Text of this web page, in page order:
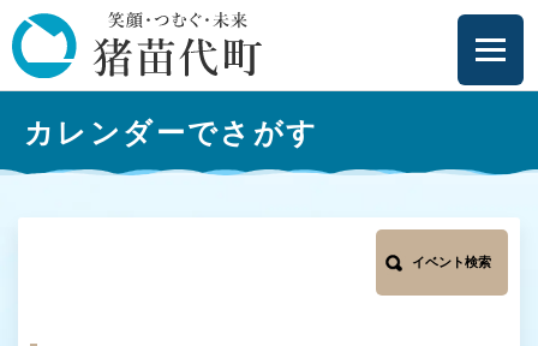
ー
ジ
の
メニューを飛ばして本文へ
カレンダーでさがす
イベント検索